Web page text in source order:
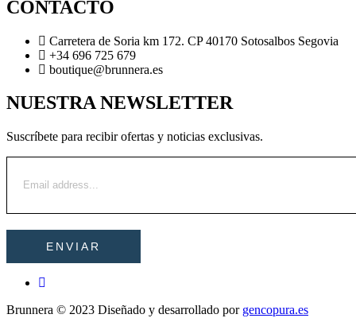
CONTACTO
Carretera de Soria km 172. CP 40170 Sotosalbos Segovia
+34 696 725 679
boutique@brunnera.es
NUESTRA NEWSLETTER
Suscríbete para recibir ofertas y noticias exclusivas.
Brunnera © 2023 Diseñado y desarrollado por gencopura.es